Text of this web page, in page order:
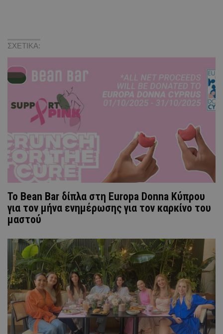
ΣΧΕΤΙΚΑ:
Το Bean Bar δίπλα στη Europa Donna Κύπρου
για τον μήνα ενημέρωσης για τον καρκίνο του
μαστού